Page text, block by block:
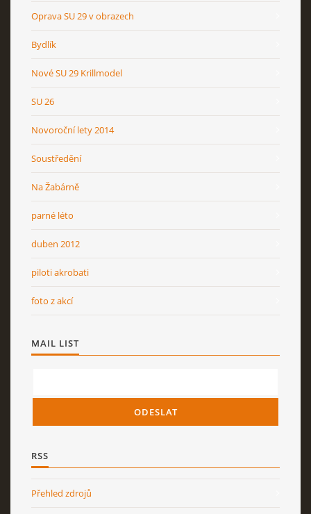
Oprava SU 29 v obrazech
Bydlík
Nové SU 29 Krillmodel
SU 26
Novoroční lety 2014
Soustředění
Na Žabárně
parné léto
duben 2012
piloti akrobati
foto z akcí
MAIL LIST
RSS
Přehled zdrojů